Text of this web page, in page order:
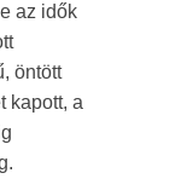
az idők
öntött
kapott, a